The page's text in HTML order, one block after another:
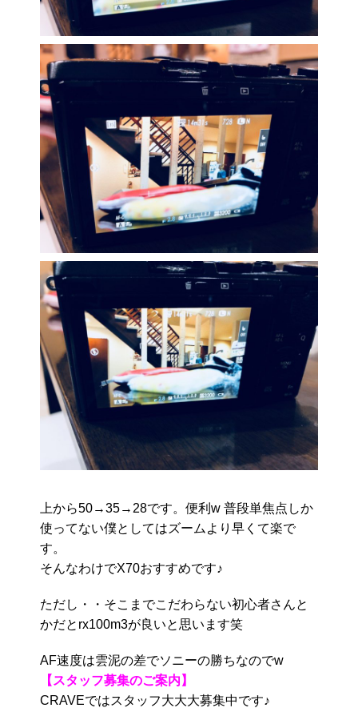
上から50→35→28です。便利w 普段単焦点しか
使ってない僕としてはズームより早くて楽で
す。
そんなわけでX70おすすめです♪
ただし・・そこまでこだわらない初心者さんと
かだとrx100m3が良いと思います笑
AF速度は雲泥の差でソニーの勝ちなのでw
【スタッフ募集のご案内】
CRAVEではスタッフ大大大募集中です♪